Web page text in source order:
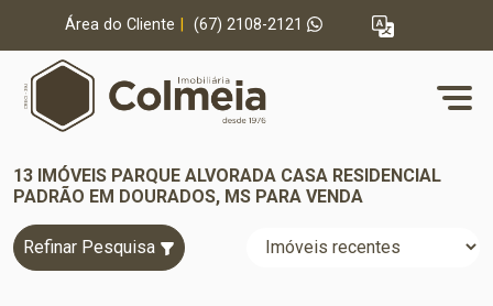
Área do Cliente (67) 2108-2121
13 IMÓVEIS PARQUE ALVORADA CASA RESIDENCIAL
PADRÃO EM DOURADOS, MS PARA VENDA
Refinar Pesquisa